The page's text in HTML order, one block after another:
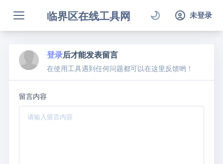
临界区在线工具网 未登录
登录后才能发表留言
在使用工具遇到任何问题都可以在这里反馈哟！
留言内容